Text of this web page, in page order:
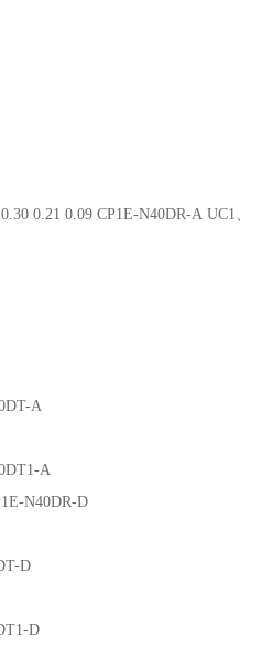
0.21 0.09 CP1E-N40DR-A UC1、
A
A
N40DR-D
D
D